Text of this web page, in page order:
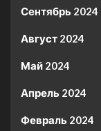
Сентябрь 2024
Август 2024
Май 2024
Апрель 2024
Февраль 2024